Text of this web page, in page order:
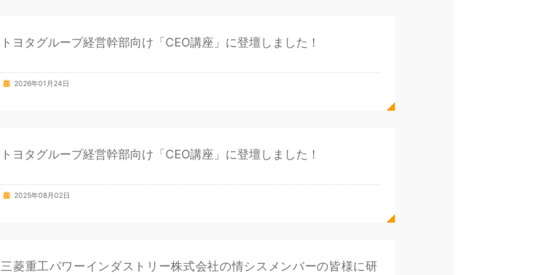
トヨタグループ経営幹部向け「CEO講座」に登壇しました！
2026年01月24日
トヨタグループ経営幹部向け「CEO講座」に登壇しました！
2025年08月02日
三菱重工パワーインダストリー株式会社の情シスメンバーの皆様に研